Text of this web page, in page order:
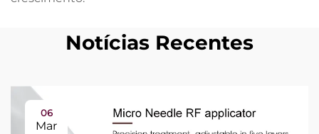
Notícias Recentes
06
Mar